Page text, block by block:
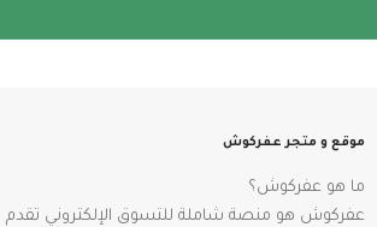
موقع و متجر عفركوش
ما هو عفركوش؟
عفركوش هو منصة شاملة للتسوق الإلكتروني تقدم